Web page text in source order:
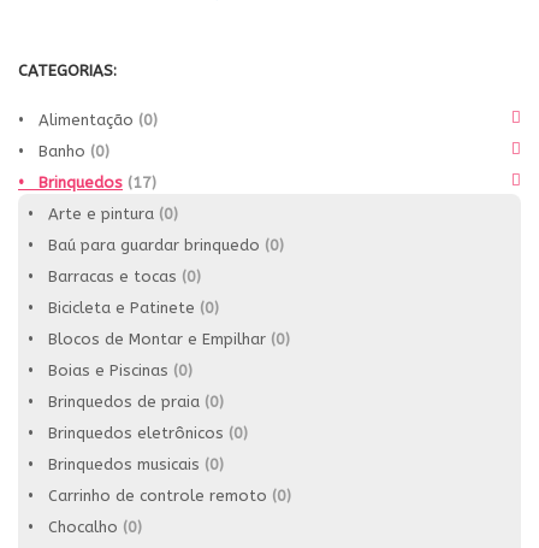
CATEGORIAS:
• Alimentação (0)
• Banho (0)
• Brinquedos (17)
• Arte e pintura (0)
• Baú para guardar brinquedo (0)
• Barracas e tocas (0)
• Bicicleta e Patinete (0)
• Blocos de Montar e Empilhar (0)
• Boias e Piscinas (0)
• Brinquedos de praia (0)
• Brinquedos eletrônicos (0)
• Brinquedos musicais (0)
• Carrinho de controle remoto (0)
• Chocalho (0)